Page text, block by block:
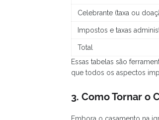
Celebrante (taxa ou
Impostos e taxas
Total
Essas tabelas são
que todos os aspectos
3. Como Tornar o